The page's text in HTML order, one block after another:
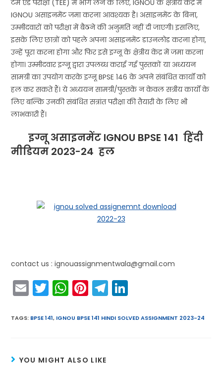
टर्म एंड परीक्षा (TEE) में भाग लेने के लिए, IGNOU के क्षेत्रीय केंद्र में
IGNOU असाइनमेंट जमा करना आवश्यक है। असाइनमेंट के बिना,
उम्मीदवारों को परीक्षा में बैठने की अनुमति नहीं दी जाएगी। इसलिए,
इसके लिए छात्रों को पहले अपना असाइनमेंट डाउनलोड करना होगा,
उन्हें पूरा करना होगा और फिर इसे इग्नू के क्षेत्रीय केंद्र में जमा करना
होगा। उम्मीदवार इग्नू द्वारा उपलब्ध कराई गई पुस्तकों या अध्ययन
सामग्री का उपयोग करके इग्नू BPSE 146 के अपने संबंधित कार्यों को
हल कर सकते हैं। ये अध्ययन सामग्री/पुस्तकें न केवल सत्रीय कार्यों के
लिए बल्कि उनकी संबंधित सत्रांत परीक्षा की तैयारी के लिए भी
लाभकारी हैं।
इग्नू असाइनमेंट IGNOU BPSE 141 हिंदी
मीडियम 2023-24 हल
contact us : ignouassignmentwala@gmail.com
E
m
ai
T
w
itt
W
h
a
A
p
Pi
nt
er
st
T
el
e k
TAGS: BPSE 141, IGNOU BPSE 141 HINDI SOLVED ASSIGNMENT 2023-24
YOU MIGHT ALSO LIKE